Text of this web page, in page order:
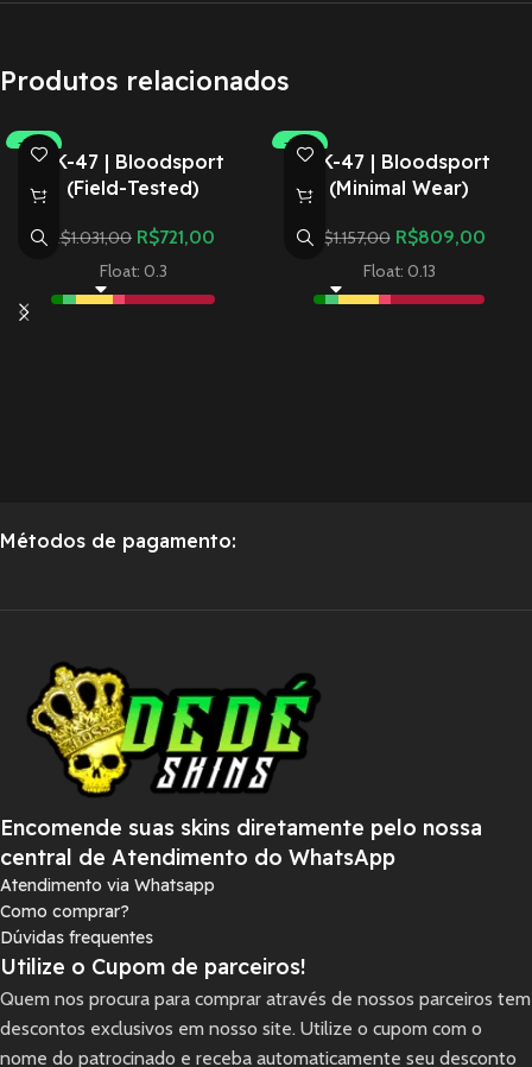
Produtos relacionados
-30%
AK-47 | Bloodsport
(Field-Tested)
R$1.031,00 R$721,00
Float: 0.3
-30%
AK-47 | Bloodsport
(Minimal Wear)
R$1.157,00 R$809,00
Float: 0.13
Métodos de pagamento:
Encomende suas skins diretamente pelo nossa
central de Atendimento do WhatsApp
Atendimento via Whatsapp
Como comprar?
Dúvidas frequentes
Utilize o Cupom de parceiros!
Quem nos procura para comprar através de nossos parceiros tem
descontos exclusivos em nosso site. Utilize o cupom com o
nome do patrocinado e receba automaticamente seu desconto